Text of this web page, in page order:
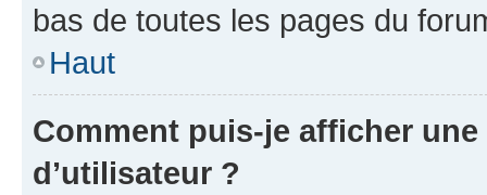
bas de toutes les pages du
Haut
Comment puis-je afficher
d’utilisateur ?